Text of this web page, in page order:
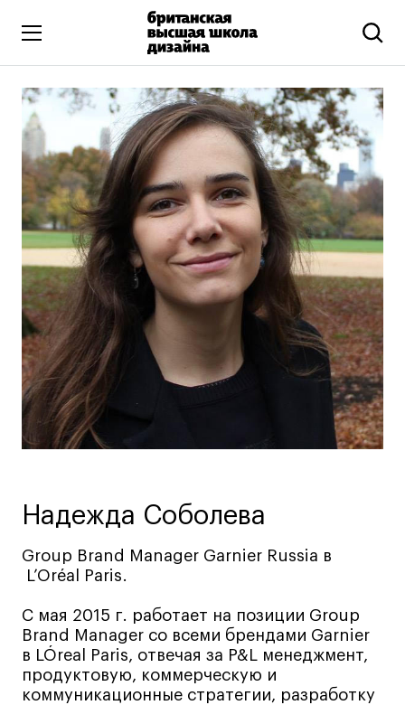
Высшее образование
Искусство и дизайн
Подготовительные курсы
Бизнес и маркетинг
Все программы
Дополнительное образование
Коммуникационный и цифровой дизайн
Иллюстрация
Современное искусство
Мода и стиль
Ювелирный дизайн
Сценография
Промышленный и предметный дизайн
Дизайн и декорирование интерьера
Бизнес и маркетинг
Подготовительные курсы и творческое
Среднесрочные
ИЗО и Керамика
Ландшафтный дизайн
Надежда Соболева
Group Brand Manager Garnier Russia в
L’Oréal Paris.
С мая 2015 г. работает на позиции Group
Brand Manager со всеми брендами Garnier
в LÓreal Paris, отвечая за P&L менеджмент,
продуктовую, коммерческую и
коммуникационные стратегии, разработку